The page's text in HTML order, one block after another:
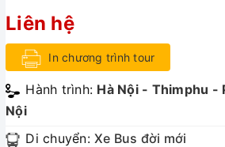
Liên hệ
In chương trình tour
Hành trình: Hà Nội - Thimphu -
Nội
Di chuyển: Xe Bus đời mới